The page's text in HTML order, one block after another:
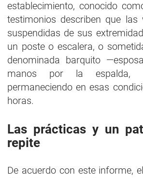
establecimiento, conocido
testimonios describen que las
suspendidas de sus
un poste o escalera, o
denominada barquito
manos por la espalda,
permaneciendo en esas
horas.
Las prácticas y un
repite
De acuerdo con este informe,